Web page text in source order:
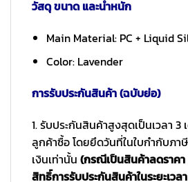
วัสดุ ขนาด และน้ำหนัก
Main Material: PC + Liquid
Color: Lavender
การรับประกันสินค้า (ฉบับย่อ)
1. รับประกันสินค้าสูงสุดเป็นเวลา 3
ลูกค้าซื้อ โดยยึดวันที่ในใบกำกับภา
เงินเท่านั้น (กรณีเป็นสินค้าลดราค
สิทธิ์การรับประกันสินค้าในระยะเวล